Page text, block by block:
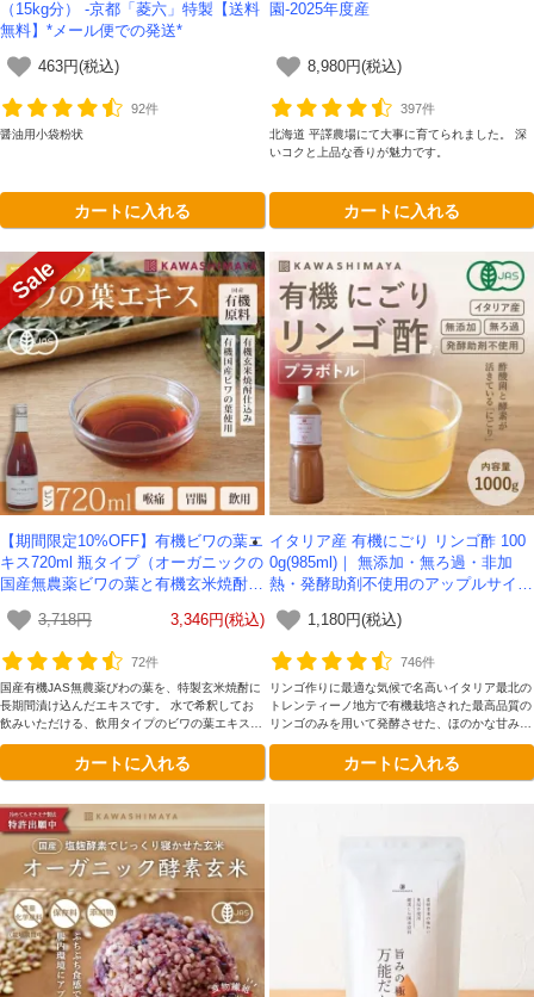
（15kg分） -京都「菱六」特製【送料
無料】*メール便での発送*
463円(税込)
92件
醤油用小袋粉状
カートに入れる
園-2025年度産
8,980円(税込)
397件
北海道 平譯農場にて大事に育てられました。 深
いコクと上品な香りが魅力です。
カートに入れる
【期間限定10%OFF】有機ビワの葉エ
キス720ml 瓶タイプ（オーガニックの
国産無農薬ビワの葉と有機玄米焼酎使
用のびわの葉エキス）-かわしま屋-
【送料無料】*期間限定送料無料
3,718円 3,346円(税込)
72件
国産有機JAS無農薬びわの葉を、特製玄米焼酎に
長期間漬け込んだエキスです。 水で希釈してお
飲みいただける、飲用タイプのビワの葉エキスで
カートに入れる
イタリア産 有機にごり リンゴ酢 100
0g(985ml)｜ 無添加・無ろ過・非加
熱・発酵助剤不使用のアップルサイダ
ービネガー -かわしま屋-
1,180円(税込)
746件
リンゴ作りに最適な気候で名高いイタリア最北の
トレンティーノ地方で有機栽培された最高品質の
リンゴのみを用いて発酵させた、ほのかな甘みと
ていない、本物のリンゴ酢をお楽しみください。
カートに入れる